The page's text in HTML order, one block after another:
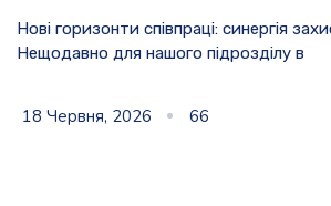
Нові горизонти співпраці: синергія
Нещодавно для нашого підрозділу в
18 Червня, 2026 66